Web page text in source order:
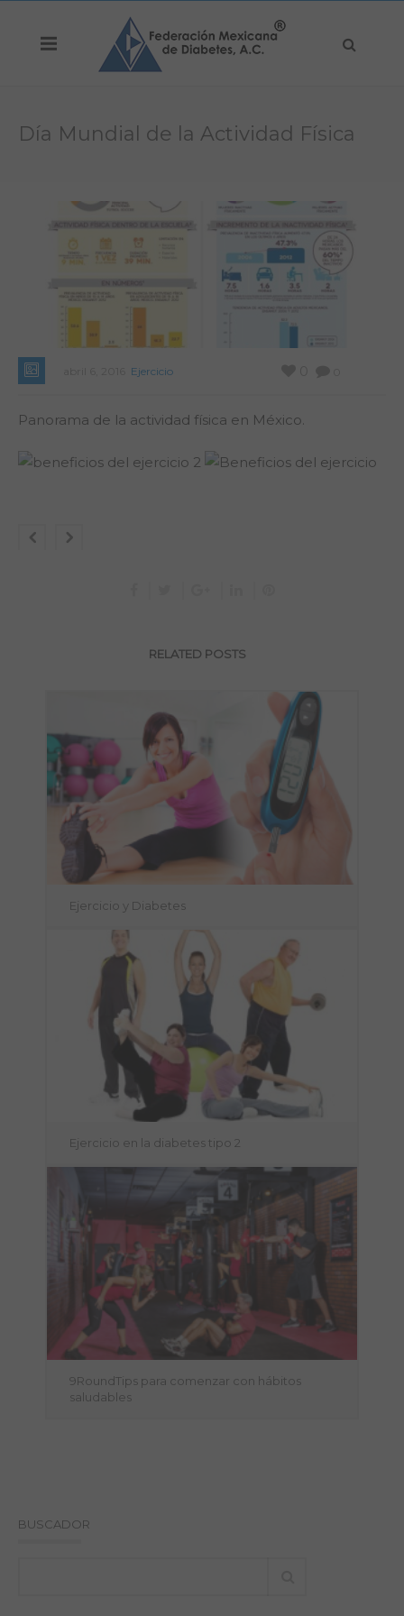
Día Mundial de la Actividad Física
Ejercicio
Panorama de la actividad física en México.
RELATED POSTS
Ejercicio y Diabetes
Ejercicio en la diabetes tipo 2
9RoundTips para comenzar con hábitos
saludables
BUSCADOR